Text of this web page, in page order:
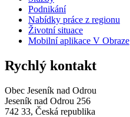
Podnikání
Nabídky práce z regionu
Životní situace
Mobilní aplikace V Obraze
Rychlý kontakt
Obec Jeseník nad Odrou
Jeseník nad Odrou 256
742 33, Česká republika